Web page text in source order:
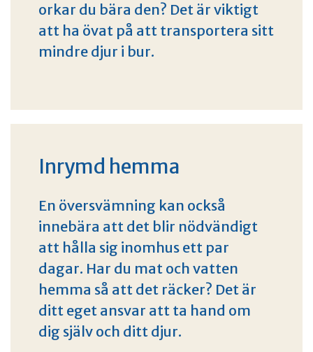
orkar du bära den? Det är viktigt
att ha övat på att transportera sitt
mindre djur i bur.
Inrymd hemma
En översvämning kan också
innebära att det blir nödvändigt
att hålla sig inomhus ett par
dagar. Har du mat och vatten
hemma så att det räcker? Det är
ditt eget ansvar att ta hand om
dig själv och ditt djur.